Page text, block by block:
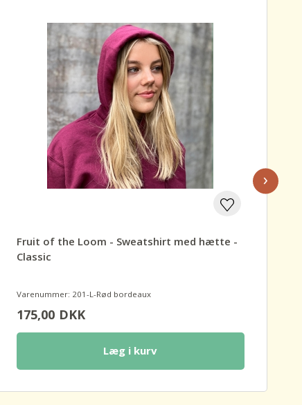
Fruit of the Loom - Sweatshirt med hætte -
Classic
Varenummer: 201-L-Rød bordeaux
175,00DKK
Læg i kurv
›